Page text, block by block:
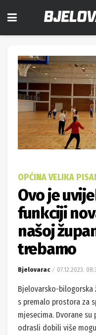
OPĆINA VELIKA
Ovo je
funkciji
našoj
trebamo
Bjelovarac 07.12.2023.
Bjelovarsko-bilogorska
s premalo prostora za
mjesecima. Dvorane
odrasli dobili više